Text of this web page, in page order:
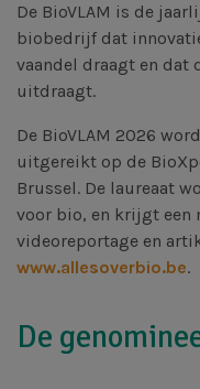
De BioVLAM is de
biobedrijf dat
vaandel draagt en dat
uitdraagt.
De BioVLAM 2026
uitgereikt op de
Brussel. De laureaat
voor bio, en krijgt een
videoreportage en
www.allesoverbio.be.
De